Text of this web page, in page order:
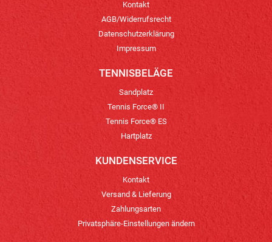
Kontakt
AGB/Widerrufsrecht
Datenschutzerklärung
Impressum
TENNISBELÄGE
Sandplatz
Tennis Force® II
Tennis Force® ES
Hartplatz
KUNDENSERVICE
Kontakt
Versand & Lieferung
Zahlungsarten
Privatsphäre-Einstellungen ändern